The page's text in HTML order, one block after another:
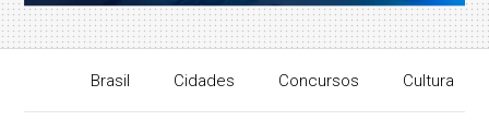
Brasil Cidades Concursos Cultura